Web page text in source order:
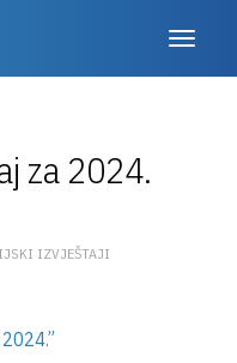
za 2024.
IZVJEŠTAJI